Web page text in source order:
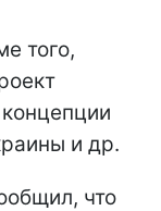
того,
и др.
что